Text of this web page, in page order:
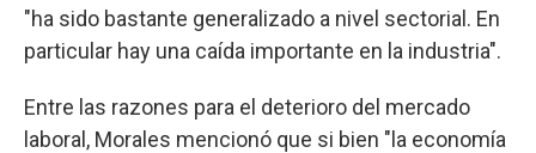
"ha sido bastante generalizado a nivel sectorial. En
particular hay una caída importante en la industria".
Entre las razones para el deterioro del mercado
laboral, Morales mencionó que si bien "la economía